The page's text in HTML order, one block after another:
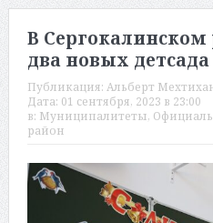
В
два новых детсада
Публикация: Альберт
Дата: 01 сентября, 2023 в 23:00
в: Муниципалитеты,
район